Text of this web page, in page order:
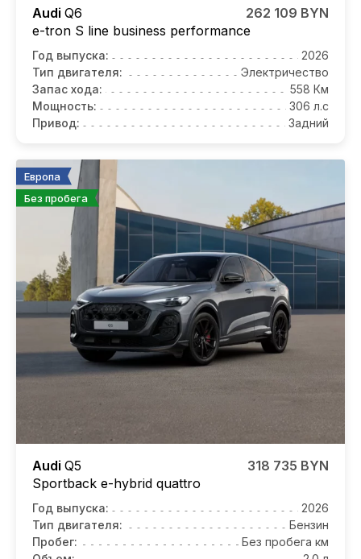
Audi Q6
e-tron S line business performance
262 109 BYN
Год выпуска:
2026
Тип двигателя:
Электричество
Запас хода:
558 Км
Мощность:
306 л.с
Привод:
Задний
Европа
Без пробега
Audi Q5
Sportback e-hybrid quattro
318 735 BYN
Год выпуска:
2026
Тип двигателя:
Бензин
Пробег:
Без пробега км